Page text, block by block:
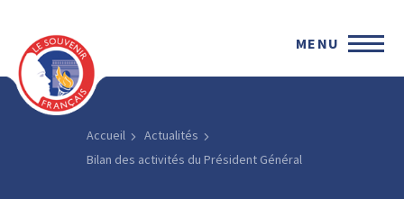
MENU
Accueil
Actualités
Bilan des activités du Président Général